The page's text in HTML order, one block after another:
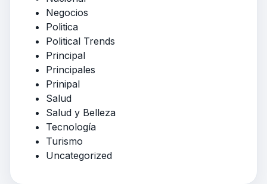
Negocios
Politica
Political Trends
Principal
Principales
Prinipal
Salud
Salud y Belleza
Tecnología
Turismo
Uncategorized